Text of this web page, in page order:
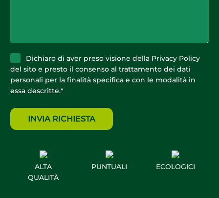
ALTA
QUALITÀ
PUNTUALI ECOLOGICI
Privacy*
Dichiaro di aver preso visione della Privacy Policy
del sito e presto il consenso al trattamento dei dati
personali per la finalità specifica e con le modalità in
essa descritte.*